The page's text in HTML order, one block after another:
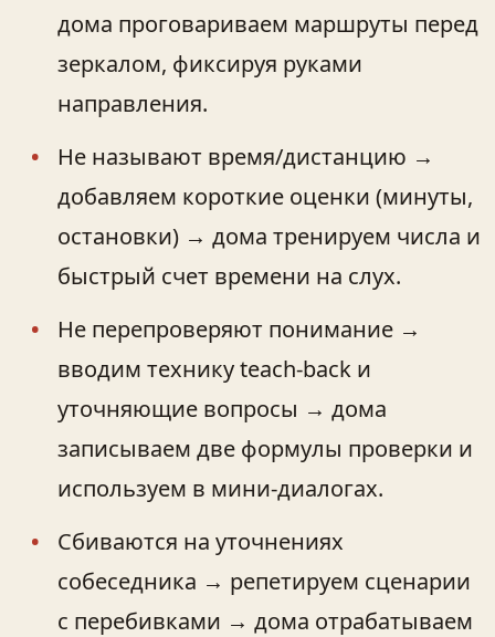
дома проговариваем маршруты перед
зеркалом, фиксируя руками
направления.
Не называют время/дистанцию →
добавляем короткие оценки (минуты,
остановки) → дома тренируем числа и
быстрый счет времени на слух.
Не перепроверяют понимание →
вводим технику teach-back и
уточняющие вопросы → дома
записываем две формулы проверки и
используем в мини-диалогах.
Сбиваются на уточнениях
собеседника → репетируем сценарии
с перебивками → дома отрабатываем